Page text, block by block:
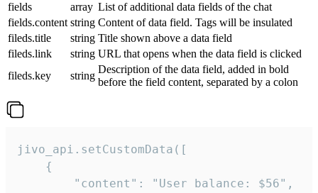
fields
array List of additional data fields of the chat
fields.content string Content of data field. Tags will be insulated
fileds.title
string Title shown above a data field
fileds.link
string URL that opens when the data field is clicked
fileds.key
string
Description of the data field, added in bold
before the field content, separated by a colon
jivo_api.setCustomData([
    {
        "content": "User balance: $56",